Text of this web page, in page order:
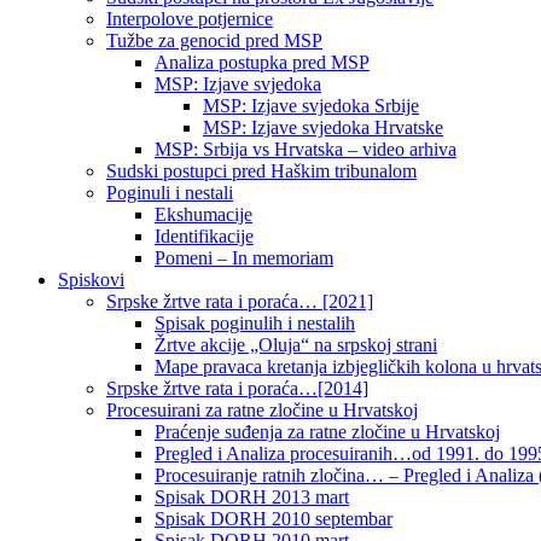
Interpolove potjernice
Tužbe za genocid pred MSP
Analiza postupka pred MSP
MSP: Izjave svjedoka
MSP: Izjave svjedoka Srbije
MSP: Izjave svjedoka Hrvatske
MSP: Srbija vs Hrvatska – video arhiva
Sudski postupci pred Haškim tribunalom
Poginuli i nestali
Ekshumacije
Identifikacije
Pomeni – In memoriam
Spiskovi
Srpske žrtve rata i poraća… [2021]
Spisak poginulih i nestalih
Žrtve akcije „Oluja“ na srpskoj strani
Mape pravaca kretanja izbjegličkih kolona u
Srpske žrtve rata i poraća…[2014]
Procesuirani za ratne zločine u Hrvatskoj
Praćenje suđenja za ratne zločine u Hrvatskoj
Pregled i Analiza procesuiranih…od 1991. do
Procesuiranje ratnih zločina… – Pregled i Analiza
Spisak DORH 2013 mart
Spisak DORH 2010 septembar